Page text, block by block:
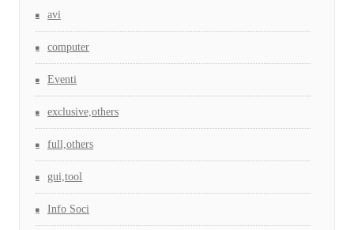
avi
computer
Eventi
exclusive,others
full,others
gui,tool
Info Soci